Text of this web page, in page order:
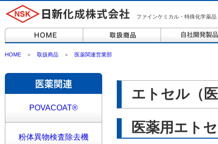
ファインケミカル・特殊化学薬
HOME ＞ 取扱商品 ＞ 医薬関連営業部
POVACOAT®
粉体異物検査除去機
エトセル（
医薬用エト